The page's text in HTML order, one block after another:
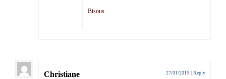
Bisous
Christiane 27/01/2015 | Reply